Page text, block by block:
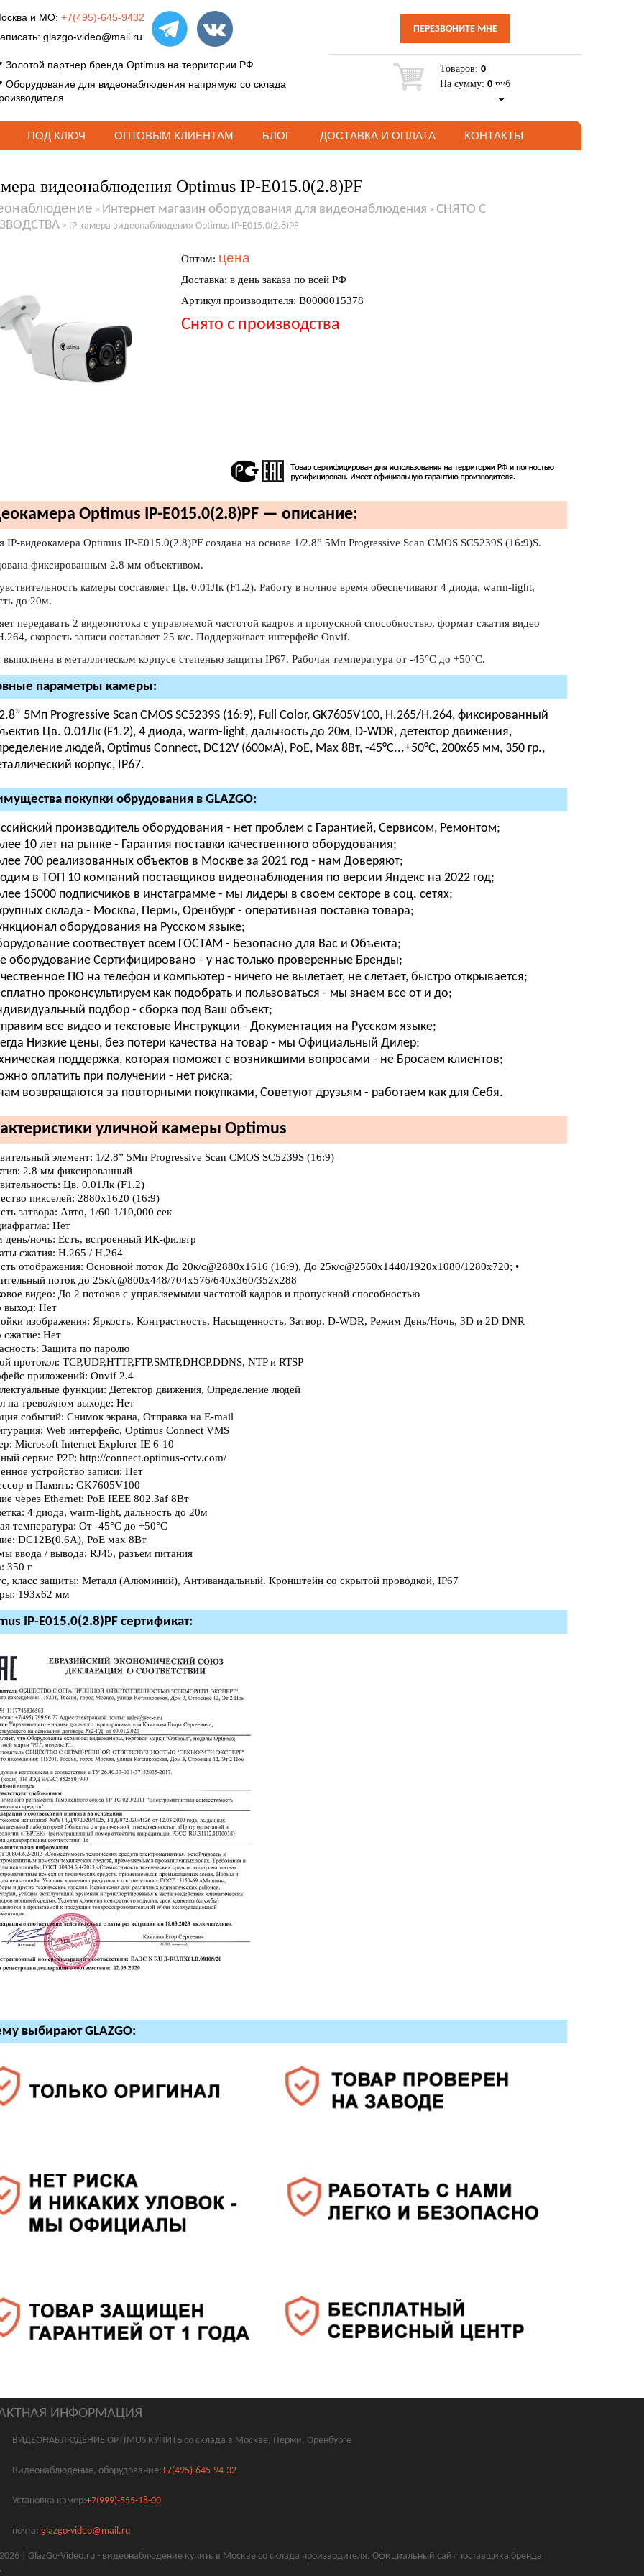
и МО: +7(495)-645-9432
glazgo-video@mail.ru
Золотой партнер бренда Optimus на территории РФ
Оборудование для видеонаблюдения напрямую со склада
ПЕРЕЗВОНИТЕ МНЕ
Товаров: 0
На сумму: 0 руб
ПОД КЛЮЧ ОПТОВЫМ КЛИЕНТАМ БЛОГ ДОСТАВКА И ОПЛАТА КОНТАКТЫ
видеонаблюдения Optimus IP-E015.0(2.8)PF
> Интернет магазин оборудования для видеонаблюдения > СНЯТО С
> IP камера видеонаблюдения Optimus IP-E015.0(2.8)PF
Оптом: цена
Доставка: в день заказа по всей РФ
Артикул производителя: В0000015378
Снято с производства
Optimus IP-E015.0(2.8)PF — описание:
IP-видеокамера Optimus IP-E015.0(2.8)PF создана на основе 1/2.8” 5Мп Progressive Scan CMOS SC5239S (16:9)S.
фиксированным 2.8 мм объективом.
камеры составляет Цв. 0.01Лк (F1.2). Работу в ночное время обеспечивают 4 диода, warm-light,
до 20м.
передавать 2 видеопотока с управляемой частотой кадров и пропускной способностью, формат сжатия видео
скорость записи составляет 25 к/с. Поддерживает интерфейс Onvif.
в металлическом корпусе степенью защиты IP67. Рабочая температура от -45°С до +50°С.
параметры камеры:
5Мп Progressive Scan CMOS SC5239S (16:9), Full Color, GK7605V100, H.265/H.264, фиксированный
Цв. 0.01Лк (F1.2), 4 диода, warm-light, дальность до 20м, D-WDR, детектор движения,
людей, Optimus Connect, DC12V (600мА), PoE, Мах 8Вт, -45°С...+50°С, 200х65 мм, 350 гр.,
корпус, IР67.
покупки обрудования в GLAZGO:
производитель оборудования - нет проблем с Гарантией, Сервисом, Ремонтом;
10 лет на рынке - Гарантия поставки качественного оборудования;
700 реализованных объектов в Москве за 2021 год - нам Доверяют;
в ТОП 10 компаний поставщиков видеонаблюдения по версии Яндекс на 2022 год;
15000 подписчиков в инстаграмме - мы лидеры в своем секторе в соц. сетях;
склада - Москва, Пермь, Оренбург - оперативная поставка товара;
оборудования на Русском языке;
соотвествует всем ГОСТАМ - Безопасно для Вас и Объекта;
оборудование Сертифицировано - у нас только проверенные Бренды;
ПО на телефон и компьютер - ничего не вылетает, не слетает, быстро открывается;
проконсультируем как подобрать и пользоваться - мы знаем все от и до;
подбор - сборка под Ваш объект;
все видео и текстовые Инструкции - Документация на Русском языке;
Низкие цены, без потери качества на товар - мы Официальный Дилер;
поддержка, которая поможет с возникшими вопросами - не Бросаем клиентов;
оплатить при получении - нет риска;
возвращаются за повторными покупками, Советуют друзьям - работаем как для Себя.
уличной камеры Optimus
элемент: 1/2.8” 5Мп Progressive Scan CMOS SC5239S (16:9)
2.8 мм фиксированный
Цв. 0.01Лк (F1.2)
пикселей: 2880х1620 (16:9)
затвора: Авто, 1/60-1/10,000 сек
Нет
день/ночь: Есть, встроенный ИК-фильтр
сжатия: H.265 / H.264
отображения: Основной поток До 20к/с@2880х1616 (16:9), До 25к/с@2560x1440/1920х1080/1280x720; •
поток до 25к/с@800x448/704х576/640x360/352х288
видео: До 2 потоков с управляемыми частотой кадров и пропускной способностью
выход: Нет
изображения: Яркость, Контрастность, Насыщенность, Затвор, D-WDR, Режим День/Ночь, 3D и 2D DNR
сжатие: Нет
Защита по паролю
протокол: TCP,UDP,HTTP,FTP,SMTP,DHCP,DDNS, NTP и RTSP
приложений: Onvif 2.4
функции: Детектор движения, Определение людей
на тревожном выходе: Нет
событий: Снимок экрана, Отправка на E-mail
Web интерфейс, Optimus Connect VMS
Microsoft Internet Explorer IE 6-10
сервис P2P: http://connect.optimus-cctv.com/
устройство записи: Нет
и Память: GK7605V100
через Ethernet: PoE IEEE 802.3af 8Вт
4 диода, warm-light, дальность до 20м
температура: От -45°С до +50°С
DC12В(0.6А), PoE мах 8Вт
ввода / вывода: RJ45, разъем питания
350 г
класс защиты: Металл (Алюминий), Антивандальный. Кронштейн со скрытой проводкой, IP67
193x62 мм
IP-E015.0(2.8)PF сертификат:
выбирают GLAZGO:
ИНФОРМАЦИЯ
ВИДЕОНАБЛЮДЕНИЕ OPTIMUS КУПИТЬ со склада в Москве, Перми, Оренбурге
Видеонаблюдение, оборудование:+7(495)-645-94-32
Установка камер:+7(999)-555-18-00
почта: glazgo-video@mail.ru
| GlazGo-Video.ru - видеонаблюдение купить в Москве со склада производителя. Официальный сайт поставщика бренда